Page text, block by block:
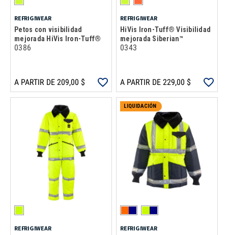
REFRIGIWEAR
Petos con visibilidad
mejorada HiVis Iron-Tuff®
0386
A PARTIR DE 209,00 $
REFRIGIWEAR
HiVis Iron-Tuff® Visibilidad
mejorada Siberian™
0343
A PARTIR DE 229,00 $
REFRIGIWEAR
LIQUIDACIÓN
REFRIGIWEAR